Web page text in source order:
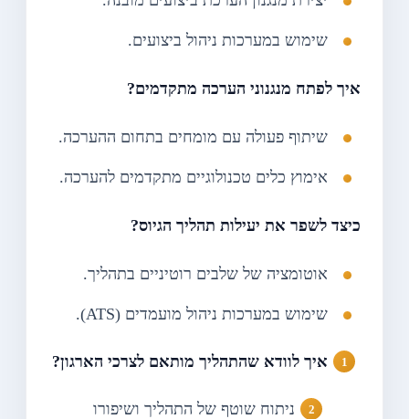
שימוש במערכות ניהול ביצועים.
איך לפתח מנגנוני הערכה מתקדמים?
שיתוף פעולה עם מומחים בתחום ההערכה.
אימוץ כלים טכנולוגיים מתקדמים להערכה.
כיצד לשפר את יעילות תהליך הגיוס?
אוטומציה של שלבים רוטיניים בתהליך.
שימוש במערכות ניהול מועמדים (ATS).
איך לוודא שהתהליך מותאם לצרכי הארגון?
ניתוח שוטף של התהליך ושיפורו